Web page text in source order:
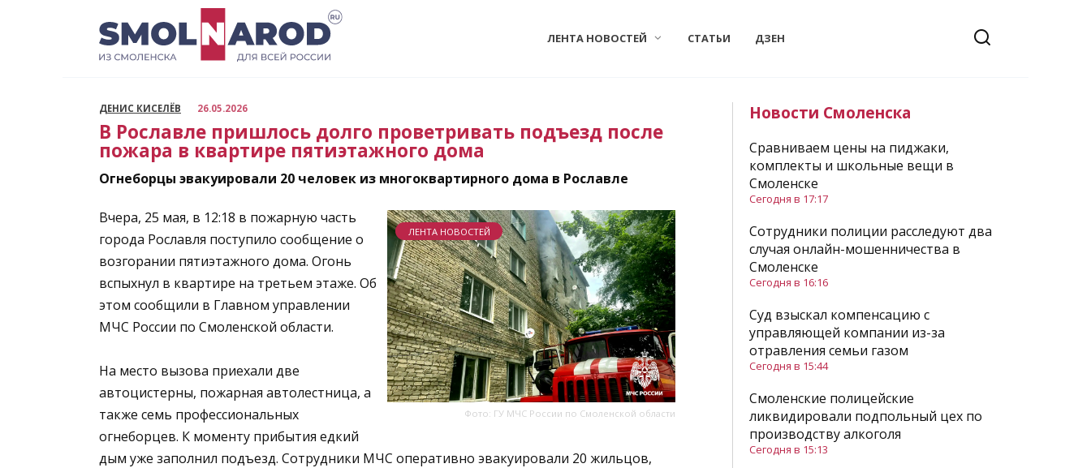
ЛЕНТА НОВОСТЕЙ СТАТЬИ ДЗЕН
ДЕНИС КИСЕЛЁВ 26.05.2026
В Рославле пришлось долго проветривать подъезд после
пожара в квартире пятиэтажного дома
Огнеборцы эвакуировали 20 человек из многоквартирного дома в Рославле
Фото: ГУ МЧС России по Смоленской области
ЛЕНТА НОВОСТЕЙ
Вчера, 25 мая, в 12:18 в пожарную часть
города Рославля поступило сообщение о
возгорании пятиэтажного дома. Огонь
вспыхнул в квартире на третьем этаже. Об
этом сообщили в Главном управлении
МЧС России по Смоленской области.
На место вызова приехали две
автоцистерны, пожарная автолестница, а
также семь профессиональных
огнеборцев. К моменту прибытия едкий
дым уже заполнил подъезд. Сотрудники МЧС оперативно эвакуировали 20 жильцов,
Новости Смоленска
Сравниваем цены на пиджаки,
комплекты и школьные вещи в
Смоленске
Сегодня в 17:17
Сотрудники полиции расследуют два
случая онлайн-мошенничества в
Смоленске
Сегодня в 16:16
Суд взыскал компенсацию с
управляющей компании из-за
отравления семьи газом
Сегодня в 15:44
Смоленские полицейские
ликвидировали подпольный цех по
производству алкоголя
Сегодня в 15:13